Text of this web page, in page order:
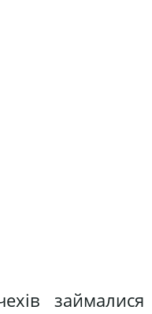
займалися